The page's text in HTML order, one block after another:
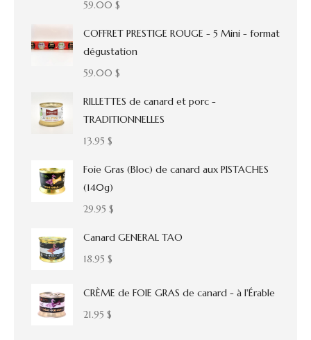
59.00 $
COFFRET PRESTIGE ROUGE - 5 Mini - format
dégustation
59.00 $
RILLETTES de canard et porc -
TRADITIONNELLES
13.95 $
Foie Gras (Bloc) de canard aux PISTACHES
(140g)
29.95 $
Canard GENERAL TAO
18.95 $
CRÈME de FOIE GRAS de canard - à l'Érable
21.95 $